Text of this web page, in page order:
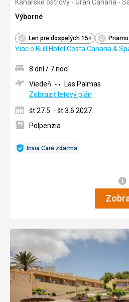
4/5
Kanárske ostrovy - Gran Canaria -
Výborné
Len pre dospelých 15+
Viac o Bull Hotel Costa Canaria &
Invia Care zdarma
8 dní / 7 nocí
Viedeň
Las Palmas
Zobraziť letový plán
št 27.5. - št 3.6.2027
Polpenzia